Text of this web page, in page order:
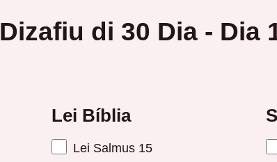
Dizafiu di 30 Dia - Dia
Lei Bíblia
Lei Salmus 15